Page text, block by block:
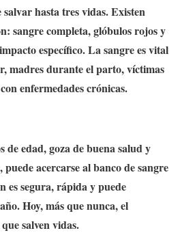
hasta tres vidas. Existen
sangre completa, glóbulos rojos y
específico. La sangre es vital
madres durante el parto, víctimas
enfermedades crónicas.
de edad, goza de buena salud y
acercarse al banco de sangre
es segura, rápida y puede
Hoy, más que nunca, el
salven vidas.